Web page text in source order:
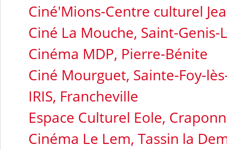
Ciné'Mions-Centre culturel
Ciné La Mouche, Saint-Genis-
Cinéma MDP, Pierre-Bénite
Ciné Mourguet, Sainte-Foy-
IRIS, Francheville
Espace Culturel Eole,
Cinéma Le Lem, Tassin la